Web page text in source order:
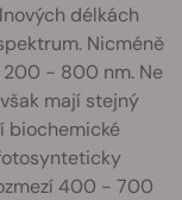
délkách
Nicméně
200 - 800 nm. Ne
mají stejný
biochemické
400 - 700